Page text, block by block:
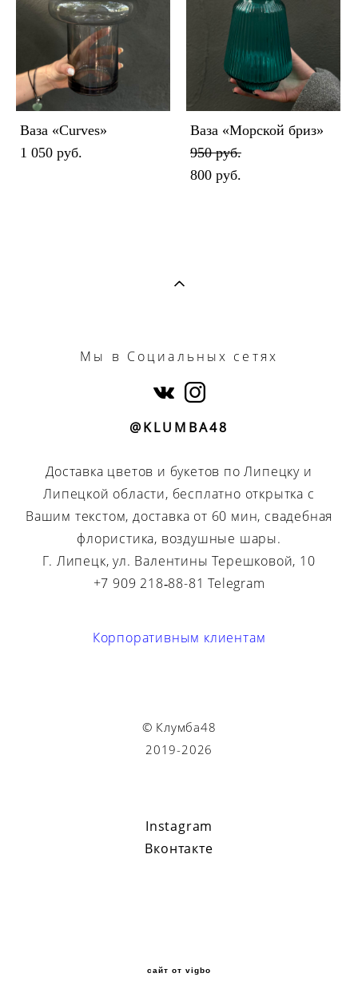
Ваза «Curves»
1 050 pуб.
Ваза «Морской бриз»
950 pуб.
800 pуб.
Мы в Социальных сетях
@KLUMBA48
Доставка цветов и букетов по Липецку и
Липецкой области, бесплатно открытка с
Вашим текстом, доставка от 60 мин, свадебная
флористика, воздушные шары.
Г. Липецк, ул. Валентины Терешковой, 10
+7 909 218‑88-81 Telegram
Корпоративным клиентам
© Клумба48
2019-2026
Instagram
Вконтакте
сайт от vigbo